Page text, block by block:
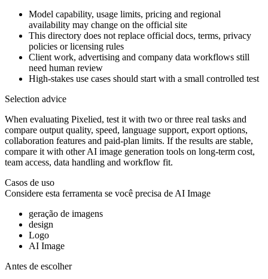
Model capability, usage limits, pricing and regional
availability may change on the official site
This directory does not replace official docs, terms, privacy
policies or licensing rules
Client work, advertising and company data workflows still
need human review
High-stakes use cases should start with a small controlled test
Selection advice
When evaluating Pixelied, test it with two or three real tasks and
compare output quality, speed, language support, export options,
collaboration features and paid-plan limits. If the results are stable,
compare it with other AI image generation tools on long-term cost,
team access, data handling and workflow fit.
Casos de uso
Considere esta ferramenta se você precisa deAI Image
geração de imagens
design
Logo
AI Image
Antes de escolher